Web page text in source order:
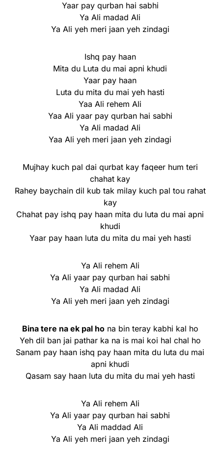
Yaar pay qurban hai sabhi
Ya Ali madad Ali
Ya Ali yeh meri jaan yeh zindagi
Ishq pay haan
Mita du Luta du mai apni khudi
Yaar pay haan
Luta du mita du mai yeh hasti
Yaa Ali rehem Ali
Yaa Ali yaar pay qurban hai sabhi
Ya Ali madad Ali
Yaa Ali yeh meri jaan yeh zindagi
Mujhay kuch pal dai qurbat kay faqeer hum teri
chahat kay
Rahey baychain dil kub tak milay kuch pal tou rahat
kay
Chahat pay ishq pay haan mita du luta du mai apni
khudi
Yaar pay haan luta du mita du mai yeh hasti
Ya Ali rehem Ali
Ya Ali yaar pay qurban hai sabhi
Ya Ali madad Ali
Ya Ali yeh meri jaan yeh zindagi
Bina tere na ek pal hona bin teray kabhi kal ho
Yeh dil ban jai pathar ka na is mai koi hal chal ho
Sanam pay haan ishq pay haan mita du luta du mai
apni khudi
Qasam say haan luta du mita du mai yeh hasti
Ya Ali rehem Ali
Ya Ali yaar pay qurban hai sabhi
Ya Ali maddad Ali
Ya Ali yeh meri jaan yeh zindagi